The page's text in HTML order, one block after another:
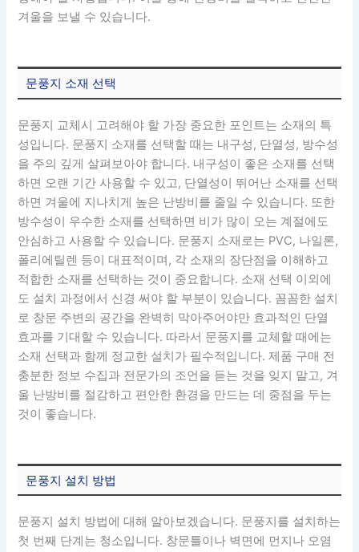
겨울을 보낼 수 있습니다.
문풍지 소재 선택
문풍지 교체시 고려해야 할 가장 중요한 포인트는 소재의 특
성입니다. 문풍지 소재를 선택할 때는 내구성, 단열성, 방수성
을 주의 깊게 살펴보아야 합니다. 내구성이 좋은 소재를 선택
하면 오랜 기간 사용할 수 있고, 단열성이 뛰어난 소재를 선택
하면 겨울에 지나치게 높은 난방비를 줄일 수 있습니다. 또한
방수성이 우수한 소재를 선택하면 비가 많이 오는 계절에도
안심하고 사용할 수 있습니다. 문풍지 소재로는 PVC, 나일론,
폴리에틸렌 등이 대표적이며, 각 소재의 장단점을 이해하고
적합한 소재를 선택하는 것이 중요합니다. 소재 선택 이외에
도 설치 과정에서 신경 써야 할 부분이 있습니다. 꼼꼼한 설치
로 창문 주변의 공간을 완벽히 막아주어야만 효과적인 단열
효과를 기대할 수 있습니다. 따라서 문풍지를 교체할 때에는
소재 선택과 함께 정교한 설치가 필수적입니다. 제품 구매 전
충분한 정보 수집과 전문가의 조언을 듣는 것을 잊지 말고, 겨
울 난방비를 절감하고 편안한 환경을 만드는 데 중점을 두는
것이 좋습니다.
문풍지 설치 방법
문풍지 설치 방법에 대해 알아보겠습니다. 문풍지를 설치하는
첫 번째 단계는 청소입니다. 창문틀이나 벽면에 먼지나 오염